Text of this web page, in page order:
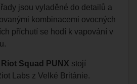
jsou vyladěné do detailů a
kombinacemi ovocných
příchutí se hodí k vapování v
Riot Squad PUNX stojí
Labs z Velké Británie.